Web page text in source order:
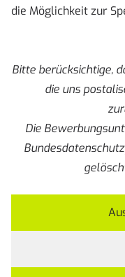
die Möglichkeit zur
Bitte berücksichtige,
die uns
Die